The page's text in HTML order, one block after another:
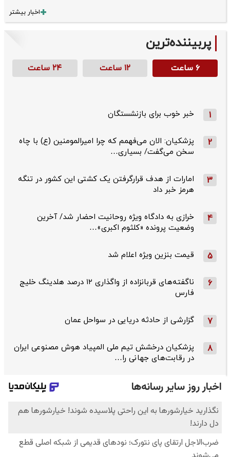
اخبار بیشتر
پربیننده‌ترین
۶ ساعت ۱۲ ساعت ۲۴ ساعت
1 خبر خوب برای بازنشستگان
2
پزشکیان: الان می‌فهمم که چرا امیرالمومنین (ع) با چاه
سخن می‌گفت/ بسیاری…
3
امارات از هدف قرارگرفتن یک کشتی این کشور در تنگه
هرمز خبر داد
4
خرازی به دادگاه ویژه روحانیت احضار شد/ آخرین
وضعیت پرونده «کلثوم اکبری»…
5 قیمت بنزین ویژه اعلام شد
6
ناگفته‌های قربانزاده از واگذاری ۱۲ درصد هلدینگ خلیج
فارس
7 گزارشی از حادثه دریایی در سواحل عمان
8
پزشکیان درخشش تیم ملی المپیاد هوش مصنوعی ایران
در رقابت‌های جهانی را…